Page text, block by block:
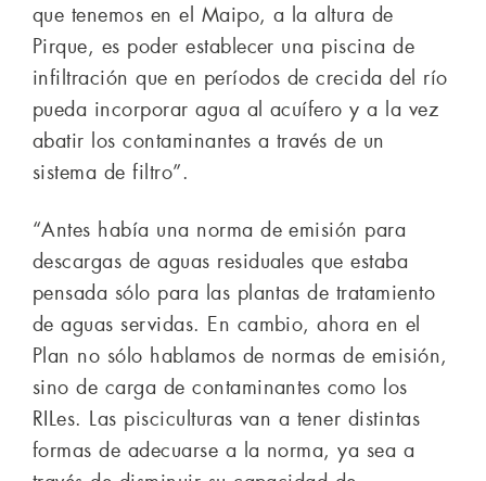
que tenemos en el Maipo, a la altura de
Pirque, es poder establecer una piscina de
infiltración que en períodos de crecida del río
pueda incorporar agua al acuífero y a la vez
abatir los contaminantes a través de un
sistema de filtro”.
“Antes había una norma de emisión para
descargas de aguas residuales que estaba
pensada sólo para las plantas de tratamiento
de aguas servidas. En cambio, ahora en el
Plan no sólo hablamos de normas de emisión,
sino de carga de contaminantes como los
RILes. Las pisciculturas van a tener distintas
formas de adecuarse a la norma, ya sea a